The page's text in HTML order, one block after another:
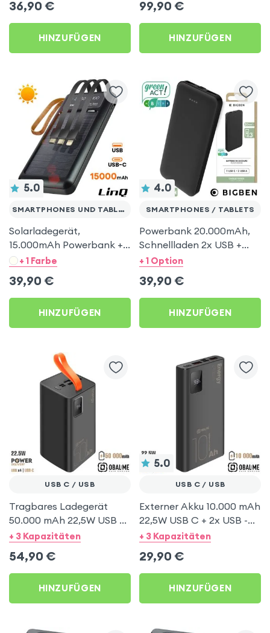
36,90 €
HINZUFÜGEN
99,90 €
HINZUFÜGEN
5.0
SMARTPHONES UND TABLETS
Solarladegerät,
15.000mAh Powerbank +
3-in-1 Kabel, LinQ -
+ 1 Farbe
39,90 €
HINZUFÜGEN
4.0
SMARTPHONES / TABLETS
Powerbank 20.000mAh,
Schnellladen 2x USB +
USB-C, Bigben - Schwarz
+ 1 Option
39,90 €
HINZUFÜGEN
USB C / USB
Tragbares Ladegerät
50.000 mAh 22,5W USB C
+ 4x USB mit
EnergyPulse
+ 3 Kapazitäten
54,90 €
HINZUFÜGEN
5.0
USB C / USB
Externer Akku 10.000 mAh
22,5W USB C + 2x USB -
Obal:Me EnergyPulse
+ 3 Kapazitäten
29,90 €
HINZUFÜGEN